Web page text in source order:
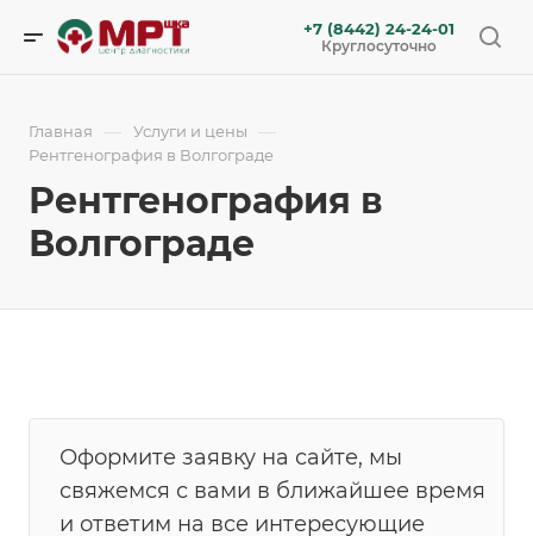
+7 (8442) 24-24-01
Круглосуточно
Главная — Услуги и цены —
Рентгенография в Волгограде
Рентгенография в
Волгограде
Оформите заявку на сайте, мы
свяжемся с вами в ближайшее время
и ответим на все интересующие